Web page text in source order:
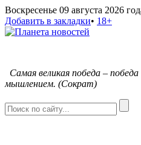
Воскресенье 09 августа 2026
Добавить в закладки• 18+
Самая великая победа –
мышлением. (Сократ)